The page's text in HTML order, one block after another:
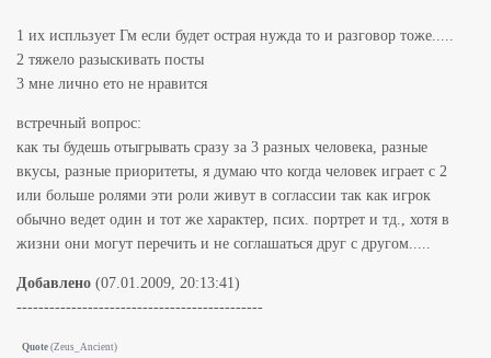
1 их испльзует Гм если будет острая нужда то и разговор тоже.....
2 тяжело разыскивать посты
3 мне лично ето не нравится
встречный вопрос:
как ты будешь отыгрывать сразу за 3 разных человека, разные
вкусы, разные приоритеты, я думаю что когда человек играет с 2
или больше ролями эти роли живут в соглассии так как игрок
обычно ведет один и тот же характер, псих. портрет и тд., хотя в
жизни они могут перечить и не соглашаться друг с другом.....
Добавлено (07.01.2009, 20:13:41)
---------------------------------------------
Quote (Zeus_Ancient)